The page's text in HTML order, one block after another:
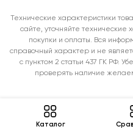
Каталог
Технические характеристики
сайте, уточняйте
покупки и оплаты. Вся
справочный характер и не
с пунктом 2 статьи 437 ГК РФ.
проверять наличие